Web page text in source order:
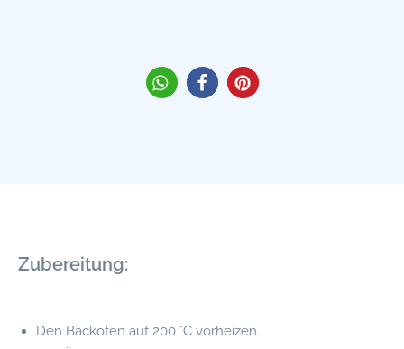
Zubereitung:
Den Backofen auf 200 °C vorheizen.